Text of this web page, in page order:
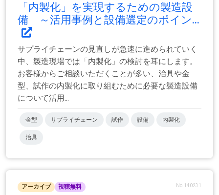
「内製化」を実現するための製造設
備 ～活用事例と設備選定のポイン...
サプライチェーンの見直しが急速に進められていく
中、製造現場では「内製化」の検討を耳にします。
お客様からご相談いただくことが多い、治具や金
型、試作の内製化に取り組むために必要な製造設備
について活用...
金型 サプライチェーン 試作 設備 内製化
治具
アーカイブ 視聴無料 No.140231